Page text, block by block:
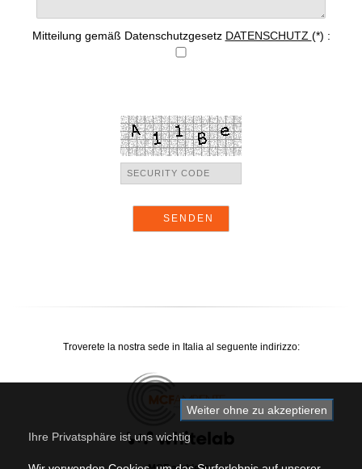
Mitteilung gemäß Datenschutzgesetz DATENSCHUTZ (*) :
Troverete la nostra sede in Italia al seguente indirizzo:
Weiter ohne zu akzeptieren
Ihre Privatsphäre ist uns wichtig